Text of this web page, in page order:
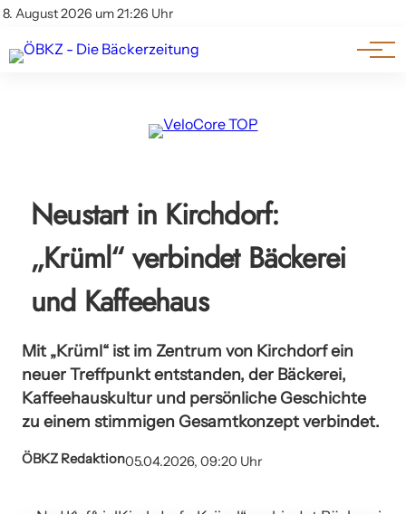
8. August 2026 um 21:26 Uhr
Impressum & Offenlegung
Am Wort
Genuss & Trends
Neustart in Kirchdorf:
„Krüml“ verbindet Bäckerei
und Kaffeehaus
Mit „Krüml“ ist im Zentrum von Kirchdorf ein
neuer Treffpunkt entstanden, der Bäckerei,
Kaffeehauskultur und persönliche Geschichte
zu einem stimmigen Gesamtkonzept verbindet.
ÖBKZ Redaktion05.04.2026, 09:20 Uhr